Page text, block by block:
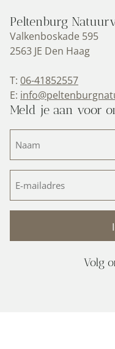
Peltenburg
Valkenboskade 595
2563 JE Den Haag
T: 06-41852557
E:
Meld je aan voor
(Vereist)
mailadres
Volg